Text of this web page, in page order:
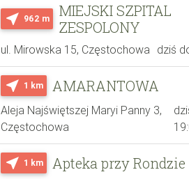
near_me 962 m
MIEJSKI SZPITAL
ZESPOLONY
ul. Mirowska 15, Częstochowa dziś
near_me 1 km AMARANTOWA
Aleja Najświętszej Maryi Panny 3,
Częstochowa
near_me 1 km Apteka przy Rondzie